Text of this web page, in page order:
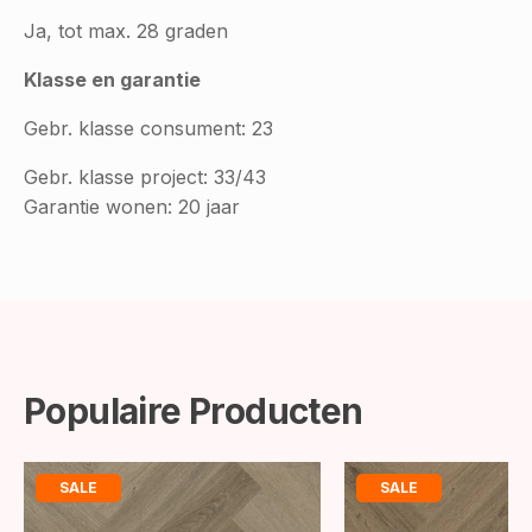
Ja, tot max. 28 graden
Klasse en garantie
Gebr. klasse consument: 23
Gebr. klasse project: 33/43
Garantie wonen: 20 jaar
Populaire Producten
SALE SALE